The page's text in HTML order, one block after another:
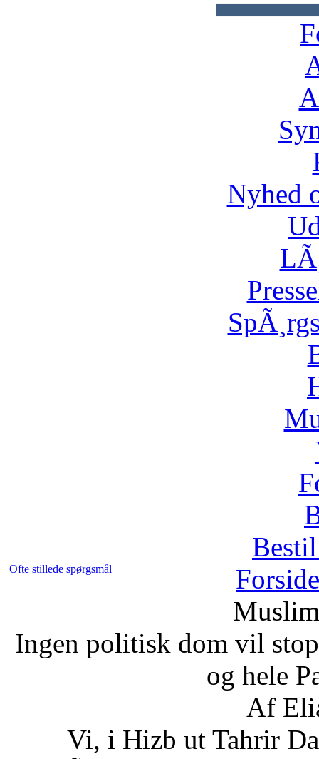
Nyhed
Ofte stillede spørgsmål
Forside
Ingen politisk dom vil
og hele
Af
Vi, i Hizb ut Tahrir